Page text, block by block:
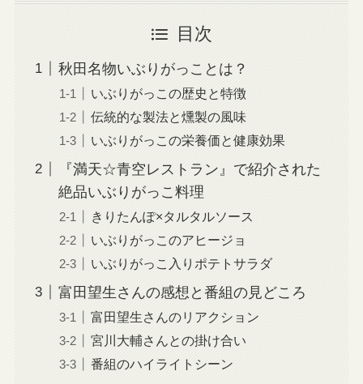
目次
秋田名物いぶりがっことは？
いぶりがっこの歴史と特徴
伝統的な製法と燻製の風味
いぶりがっこの栄養価と健康効果
『満天☆青空レストラン』で紹介された
絶品いぶりがっこ料理
きりたんぽ×タルタルソース
いぶりがっこのアヒージョ
いぶりがっこ入りポテトサラダ
富田望生さんの感想と番組の見どころ
富田望生さんのリアクション
宮川大輔さんとの掛け合い
番組のハイライトシーン